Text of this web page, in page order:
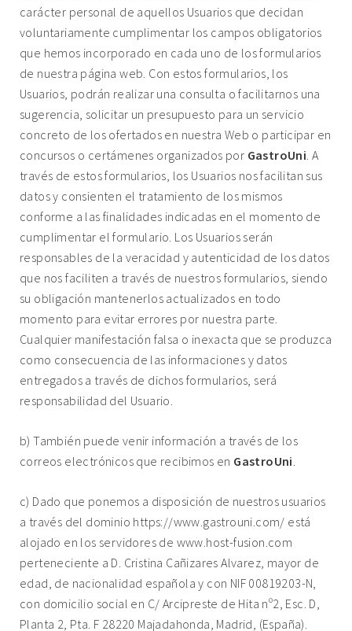
carácter personal de aquellos Usuarios que decidan
voluntariamente cumplimentar los campos obligatorios
que hemos incorporado en cada uno de los formularios
de nuestra página web. Con estos formularios, los
Usuarios, podrán realizar una consulta o facilitarnos una
sugerencia, solicitar un presupuesto para un servicio
concreto de los ofertados en nuestra Web o participar en
concursos o certámenes organizados por GastroUni . A
través de estos formularios, los Usuarios nos facilitan sus
datos y consienten el tratamiento de los mismos
conforme a las finalidades indicadas en el momento de
cumplimentar el formulario. Los Usuarios serán
responsables de la veracidad y autenticidad de los datos
que nos faciliten a través de nuestros formularios, siendo
su obligación mantenerlos actualizados en todo
momento para evitar errores por nuestra parte.
Cualquier manifestación falsa o inexacta que se produzca
como consecuencia de las informaciones y datos
entregados a través de dichos formularios, será
responsabilidad del Usuario.
b) También puede venir información a través de los
correos electrónicos que recibimos en GastroUni
c) Dado que ponemos a disposición de nuestros usuarios
a través del dominio https://www.gastrouni.com/ está
alojado en los servidores de www.host-fusion.com
perteneciente a D. Cristina Cañizares Alvarez, mayor de
edad, de nacionalidad española y con NIF 00819203-N,
con domicilio social en C/ Arcipreste de Hita nº2, Esc. D,
Planta 2, Pta. F 28220 Majadahonda, Madrid, (España).